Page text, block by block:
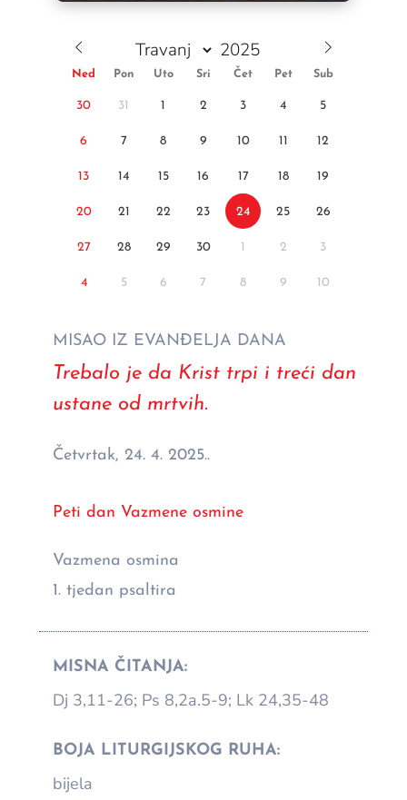
Ned Pon Uto Sri Čet Pet Sub
30 31 1 2 3 4 5
6 7 8 9 10 11 12
13 14 15 16 17 18 19
20 21 22 23 24 25 26
27 28 29 30 1 2 3
4 5 6 7 8 9 10
MISAO IZ EVANĐELJA DANA
Trebalo je da Krist trpi i treći dan
ustane od mrtvih.
Četvrtak, 24. 4. 2025..
Peti dan Vazmene osmine
Vazmena osmina
1. tjedan psaltira
MISNA ČITANJA:
Dj 3,11-26; Ps 8,2a.5-9; Lk 24,35-48
BOJA LITURGIJSKOG RUHA:
bijela